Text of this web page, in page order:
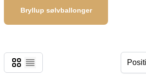
Bryllup sølvballonger
Grid
List